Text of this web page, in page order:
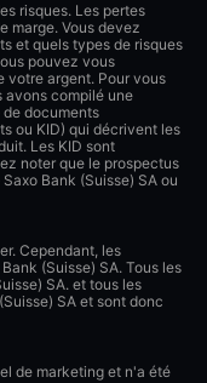
risques. Les pertes
marge. Vous devez
et quels types de risques
pouvez vous
votre argent. Pour vous
avons compilé une
documents
ou KID) qui décrivent les
Les KID sont
noter que le prospectus
Bank (Suisse) SA ou
Cependant, les
(Suisse) SA. Tous les
SA. et tous les
SA et sont donc
de marketing et n'a été